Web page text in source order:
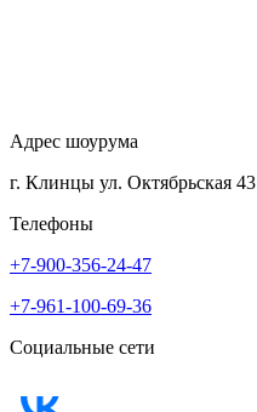
Адрес шоурума
г. Клинцы ул. Октябрьская 43
Телефоны
+7-900-356-24-47
+7-961-100-69-36
Социальные сети